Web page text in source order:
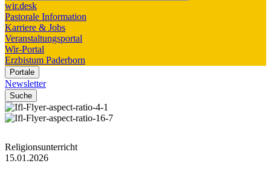
wir.desk
Pastorale Information
Karriere & Jobs
Veranstaltungsportal
Wir-Portal
Erzbistum Paderborn
Portale
Newsletter
Suche
Religionsunterricht
15.01.2026